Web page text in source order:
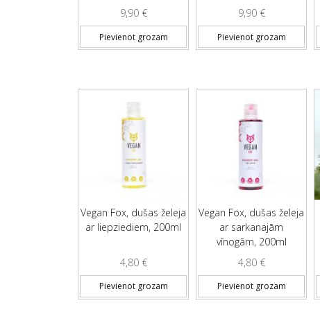
9,90 €
Pievienot grozam
9,90 €
Pievienot grozam
Vegan Fox, dušas želeja
ar liepziediem, 200ml
4,80 €
Pievienot grozam
Vegan Fox, dušas želeja
ar sarkanajām
vīnogām, 200ml
4,80 €
Pievienot grozam